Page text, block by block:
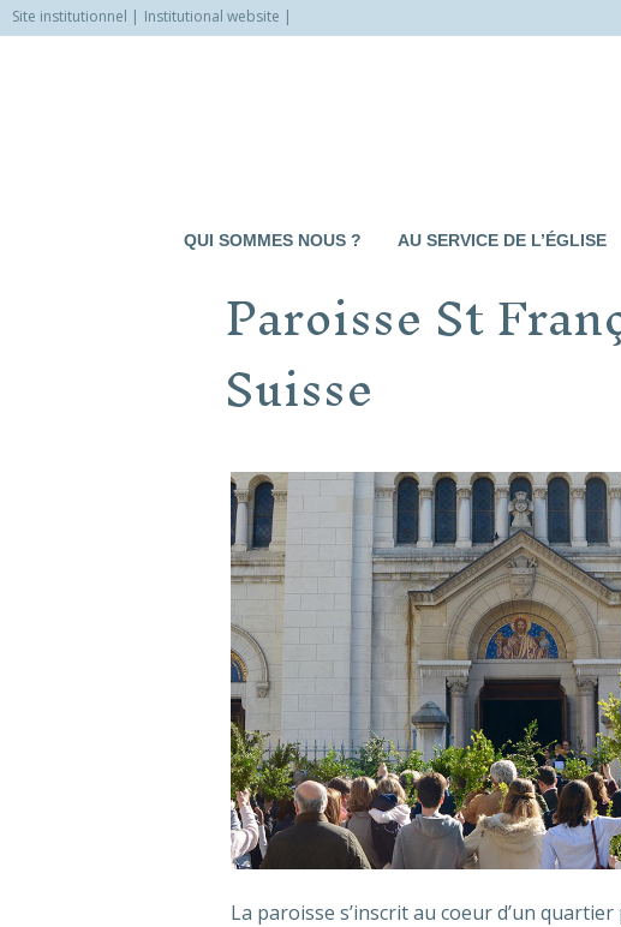
Site institutionnel Institutional website
QUI SOMMES NOUS ? AU SERVICE DE L’ÉGLISE
Paroisse St
Suisse
La paroisse s’inscrit au coeur d’un